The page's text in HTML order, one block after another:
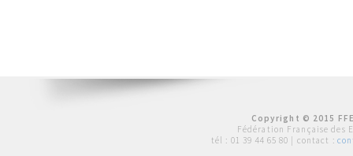
Copyright © 2015
Fédération Française des
tél : 01 39 44 65 80 | contact :